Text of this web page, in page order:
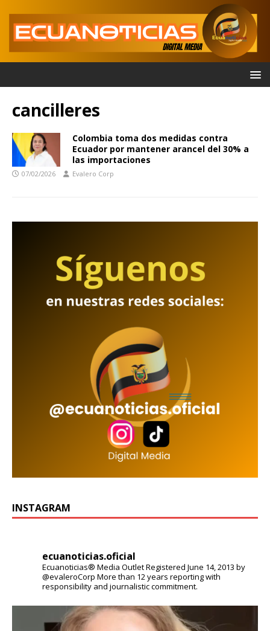
cancilleres
Colombia toma dos medidas contra
Ecuador por mantener arancel del 30% a
las importaciones
07/02/2026 Evalero Corp
INSTAGRAM
ecuanoticias.oficial
Ecuanoticias® Media OutletRegistered June 14, 2013 by
@evaleroCorp More than 12 years reporting with
responsibility and journalistic commitment.